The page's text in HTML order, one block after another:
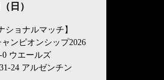
日）
ショナルマッチ】
ンピオンシップ2026
0 ウエールズ
24 アルゼンチン